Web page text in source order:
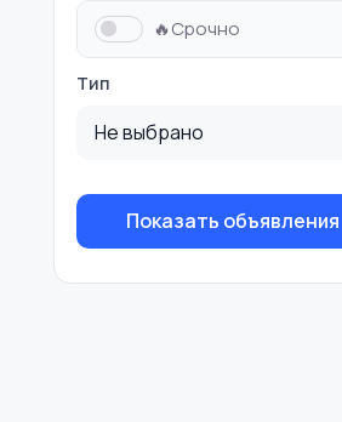
🔥Срочно
Тип
Не выбрано
Показать объявления